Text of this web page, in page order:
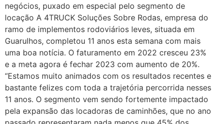
negócios, puxado em especial pelo segmento de
locação A 4TRUCK Soluções Sobre Rodas, empresa do
ramo de implementos rodoviários leves, situada em
Guarulhos, completou 11 anos esta semana com mais
uma boa notícia. O faturamento em 2022 cresceu 23%
e a meta agora é fechar 2023 com aumento de 20%.
“Estamos muito animados com os resultados recentes e
bastante felizes com toda a trajetória percorrida nesses
11 anos. O segmento vem sendo fortemente impactado
pela expansão das locadoras de caminhões, que no ano